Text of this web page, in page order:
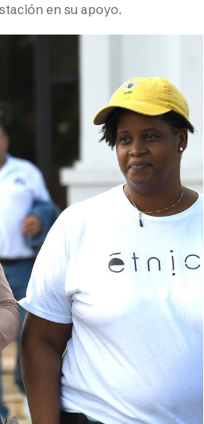
en su apoyo.